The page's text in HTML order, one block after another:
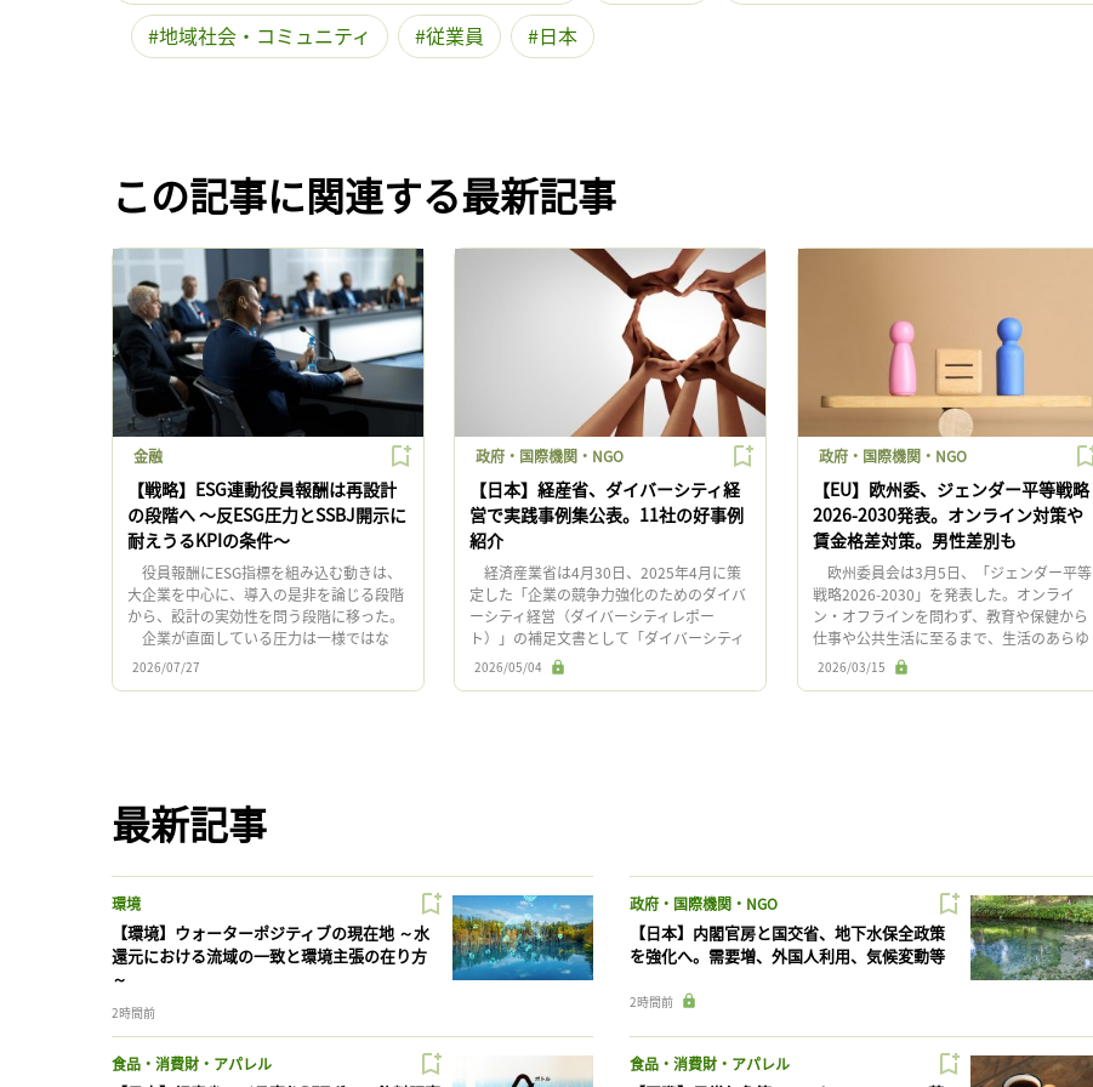
地域社会・コミュニティ 従業員 日本
この記事に関連する最新記事
金融
【戦略】ESG連動役員報酬は再設計
の段階へ 〜反ESG圧力とSSBJ開示に
耐えうるKPIの条件〜
役員報酬にESG指標を組み込む動きは、
大企業を中心に、導入の是非を論じる段階
から、設計の実効性を問う段階に移った。
企業が直面している圧力は一様ではな
い。米国では、反ESG・反DEIを背景とする
政治的圧力や法務リスク […]
2026/07/27
政府・国際機関・NGO
【日本】経産省、ダイバーシティ経
営で実践事例集公表。11社の好事例
紹介
経済産業省は4月30日、2025年4月に策
定した「企業の競争力強化のためのダイバ
ーシティ経営（ダイバーシティレポー
ト）」の補足文書として「ダイバーシティ
経営推進に向けて企業に求められる具体的
アクション実践事例集」を公表 […]
2026/05/04
政府・国際機関・NGO
【EU】欧州委、ジェンダー平等戦略
2026-2030発表。オンライン対策や
賃金格差対策。男性差別も
欧州委員会は3月5日、「ジェンダー平等
戦略2026-2030」を発表した。オンライ
ン・オフラインを問わず、教育や保健から
仕事や公共生活に至るまで、生活のあらゆ
る側面にジェンダー平等を組み込む。 今
回の戦略は、 ここか […]
2026/03/15
最新記事
環境
【環境】ウォーターポジティブの現在地 ～水
還元における流域の一致と環境主張の在り方
～
2時間前
政府・国際機関・NGO
【日本】内閣官房と国交省、地下水保全政策
を強化へ。需要増、外国人利用、気候変動等
2時間前
食品・消費財・アパレル 食品・消費財・アパレル